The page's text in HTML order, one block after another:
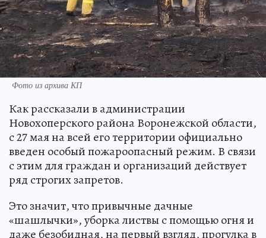
Фото из архива КП
Как рассказали в администрации
Новохоперского района Воронежской области,
с 27 мая на всей его территории официально
введен особый пожароопасный режим. В связи
с этим для граждан и организаций действует
ряд строгих запретов.
Это значит, что привычные дачные
«шашлычки», уборка листвы с помощью огня и
даже безобидная, на первый взгляд, прогулка в